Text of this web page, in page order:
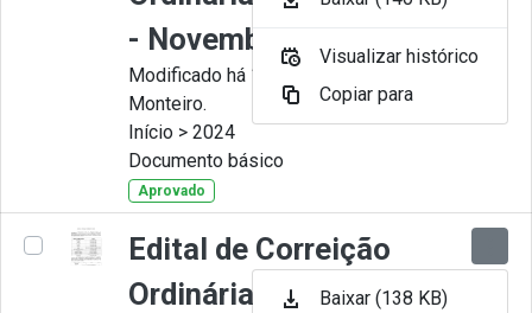
- Novembro
Modificado há 11 Meses por Juliana
Monteiro.
Início > 2024
Documento básico
Aprovado
Edital de Correição
Ordinária nº 010-2024
Visualizar histórico
Copiar para
Baixar (138 KB)